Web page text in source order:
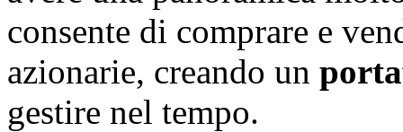
consente di comprare e
azionarie, creando un
gestire nel tempo.